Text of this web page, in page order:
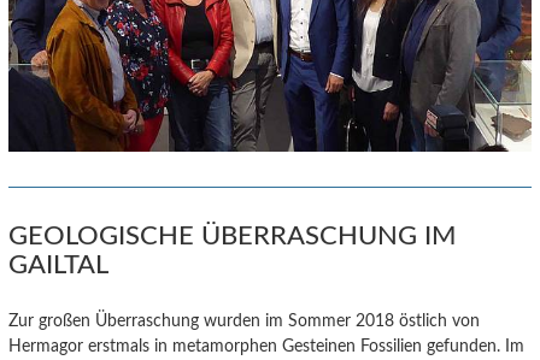
GEOLOGISCHE ÜBERRASCHUNG IM
GAILTAL
Zur großen Überraschung wurden im Sommer 2018 östlich von
Hermagor erstmals in metamorphen Gesteinen Fossilien gefunden. Im